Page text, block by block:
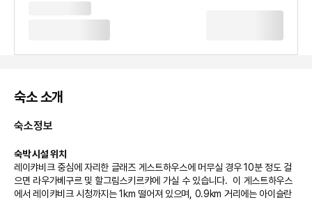
숙소 소개
숙소정보
숙박 시설 위치
레이캬비크 중심에 자리한 글래즈 게스트하우스에 머무실 경우 10분 정도 걸
으면 라우가베구르 및 할그림스키르캬에 가실 수 있습니다.  이 게스트하우스
에서 레이캬비크 시청까지는 1km 떨어져 있으며, 0.9km 거리에는 아이슬란